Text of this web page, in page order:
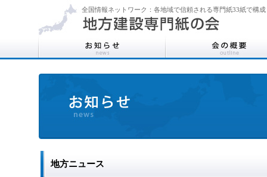
全国情報ネットワーク：各地域で信頼される専門紙33紙で構成
地方ニュース